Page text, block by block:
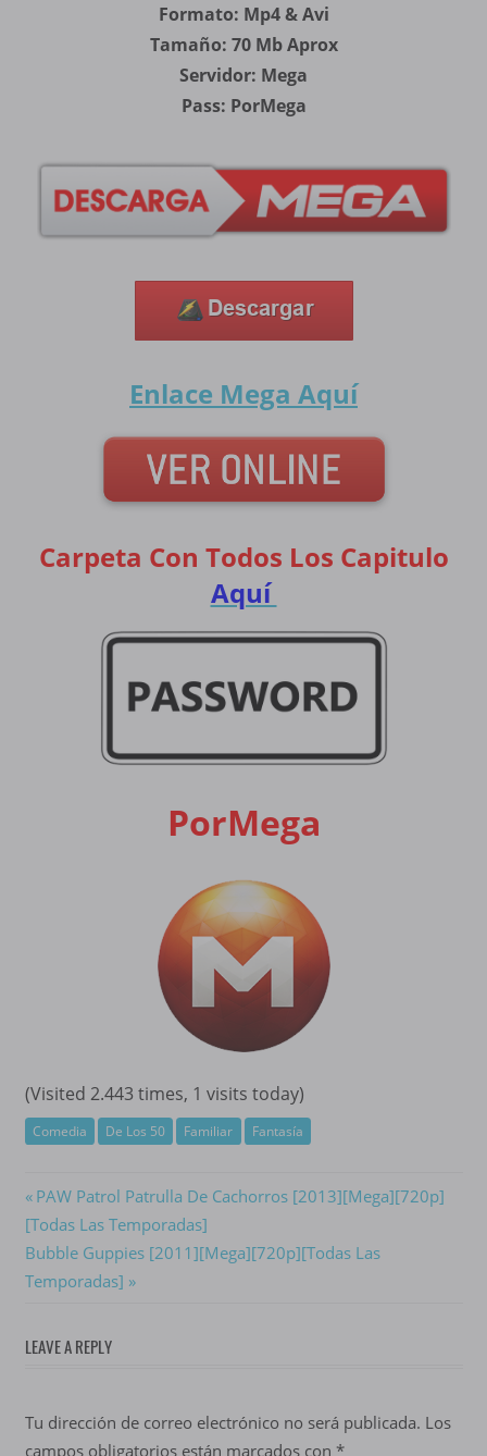
Formato: Mp4 & Avi
Tamaño: 70 Mb Aprox
Servidor: Mega
Pass: PorMega
Enlace Mega Aquí
Carpeta Con Todos Los Capitulo
Aquí
PorMega
(Visited 2.443 times, 1 visits today)
Comedia De Los 50 Familiar Fantasía
Navegación
de
entradas
Previous
Post:
PAW Patrol Patrulla De Cachorros [2013][Mega][720p]
[Todas Las Temporadas]
Next
Post:
Bubble Guppies [2011][Mega][720p][Todas Las
Temporadas]
LEAVE A REPLY
Tu dirección de correo electrónico no será publicada. Los
campos obligatorios están marcados con *